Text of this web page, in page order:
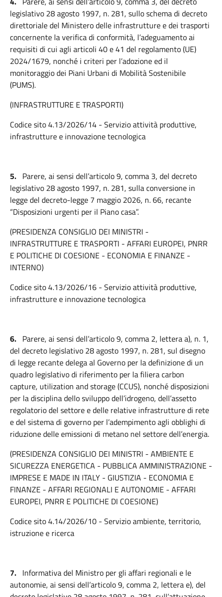
legislativo 28 agosto 1997, n. 281, sullo schema di decreto
direttoriale del Ministero delle infrastrutture e dei trasporti
concernente la verifica di conformità, l’adeguamento ai
requisiti di cui agli articoli 40 e 41 del regolamento (UE)
2024/1679, nonché i criteri per l’adozione ed il
monitoraggio dei Piani Urbani di Mobilità Sostenibile
(PUMS).
(INFRASTRUTTURE E TRASPORTI)
Codice sito 4.13/2026/14 - Servizio attività produttive,
infrastrutture e innovazione tecnologica
5. Parere, ai sensi dell’articolo 9, comma 3, del decreto
legislativo 28 agosto 1997, n. 281, sulla conversione in
legge del decreto-legge 7 maggio 2026, n. 66, recante
“Disposizioni urgenti per il Piano casa”.
(PRESIDENZA CONSIGLIO DEI MINISTRI -
INFRASTRUTTURE E TRASPORTI - AFFARI EUROPEI, PNRR
E POLITICHE DI COESIONE - ECONOMIA E FINANZE -
INTERNO)
Codice sito 4.13/2026/16 - Servizio attività produttive,
infrastrutture e innovazione tecnologica
6. Parere, ai sensi dell’articolo 9, comma 2, lettera a), n. 1,
del decreto legislativo 28 agosto 1997, n. 281, sul disegno
di legge recante delega al Governo per la definizione di un
quadro legislativo di riferimento per la filiera carbon
capture, utilization and storage (CCUS), nonché disposizioni
per la disciplina dello sviluppo dell’idrogeno, dell’assetto
regolatorio del settore e delle relative infrastrutture di rete
e del sistema di governo per l’adempimento agli obblighi di
riduzione delle emissioni di metano nel settore dell’energia.
(PRESIDENZA CONSIGLIO DEI MINISTRI - AMBIENTE E
SICUREZZA ENERGETICA - PUBBLICA AMMINISTRAZIONE -
IMPRESE E MADE IN ITALY - GIUSTIZIA - ECONOMIA E
FINANZE - AFFARI REGIONALI E AUTONOMIE - AFFARI
EUROPEI, PNRR E POLITICHE DI COESIONE)
Codice sito 4.14/2026/10 - Servizio ambiente, territorio,
istruzione e ricerca
7. Informativa del Ministro per gli affari regionali e le
autonomie, ai sensi dell’articolo 9, comma 2, lettera e), del